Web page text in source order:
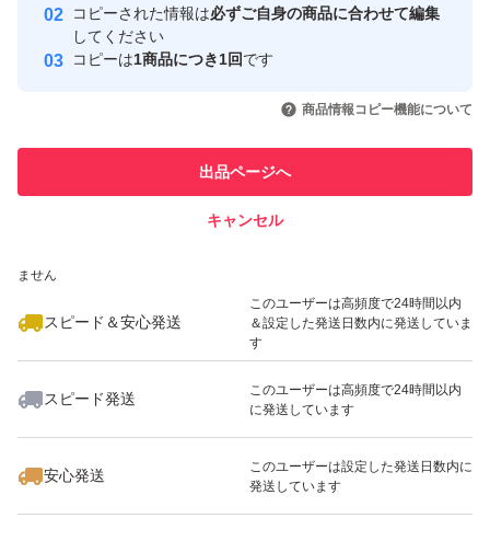
取引実績
引を完了させた実績があります
での取引実績があります
ません
スピード＆安心発送
このユーザーは高頻度で24時間以内
＆設定した発送日数内に発送していま
す
スピード発送
このユーザーは高頻度で24時間以内
に発送しています
安心発送
このユーザーは設定した発送日数内に
発送しています
コピーされた情報は必ずご自身の商品に合わせて編集
してください
コピーは1商品につき1回です
商品情報コピー機能について
出品ページへ
キャンセル
いいね！
1,899